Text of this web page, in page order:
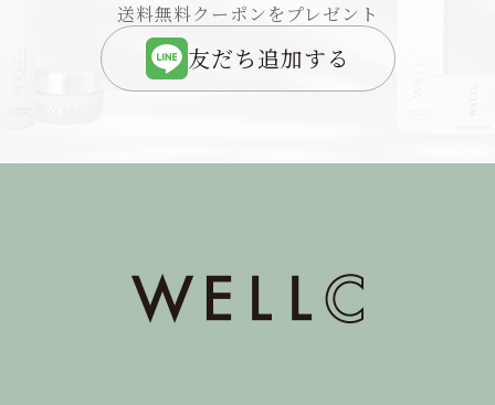
送料無料クーポンをプレゼント
友だち追加する